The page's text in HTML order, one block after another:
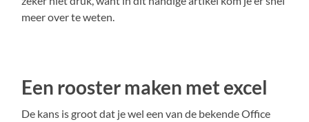
meer over te weten.
Een rooster maken met excel
De kans is groot dat je wel een van de bekende Office